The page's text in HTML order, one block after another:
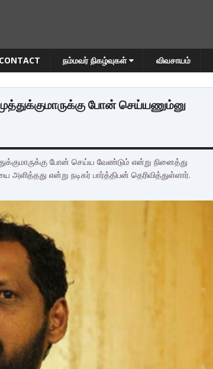
CONTACT நம்மவர் நிகழ்வுகள் விவசாயம்
போன் செய்யணும்னு
போன் செய்ய வேண்டும் என்று நினைத்து
என்று நடிகர் பார்த்திபன் தெரிவித்துள்ளார்.